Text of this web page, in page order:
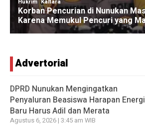
Advertorial
DPRD Nunukan Mengingatkan
Penyaluran Beasiswa Harapan Energi
Baru Harus Adil dan Merata
Agustus 6, 2026 | 3:45 am WIB